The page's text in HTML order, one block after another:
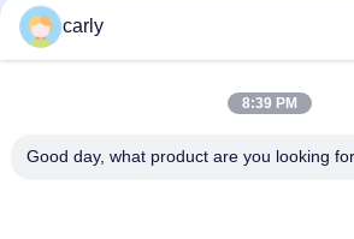
Taglierine dello
scarificatore
carly
8:39 PM
Good day, what product are you looking